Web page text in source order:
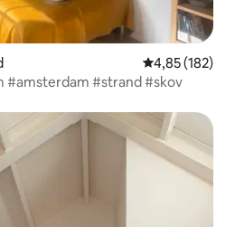
4,85 ud af 5 i
4,85 (182)
#amsterdam #strand #skov